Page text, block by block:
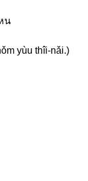
น
yùu thîi-nǎi.)